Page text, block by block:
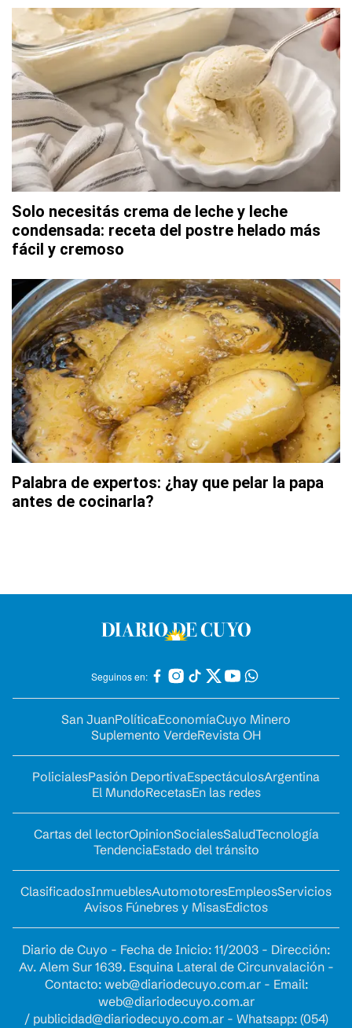
Solo necesitás crema de leche y leche
condensada: receta del postre helado más
fácil y cremoso
Palabra de expertos: ¿hay que pelar la papa
antes de cocinarla?
Seguinos en:
San JuanPolíticaEconomíaCuyo Minero
Suplemento VerdeRevista OH
PolicialesPasión DeportivaEspectáculosArgentina
El MundoRecetasEn las redes
Cartas del lectorOpinionSocialesSaludTecnología
TendenciaEstado del tránsito
ClasificadosInmueblesAutomotoresEmpleosServicios
Avisos Fúnebres y MisasEdictos
Diario de Cuyo - Fecha de Inicio: 11/2003 - Dirección:
Av. Alem Sur 1639. Esquina Lateral de Circunvalación -
Contacto: web@diariodecuyo.com.ar- Email:
web@diariodecuyo.com.ar
/ publicidad@diariodecuyo.com.ar- Whatsapp: (054)